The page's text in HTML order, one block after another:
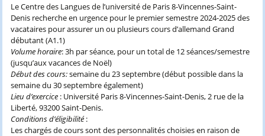
Le Centre des Langues de l’université de Paris 8-Vincennes-Saint-
Denis recherche en urgence pour le premier semestre 2024-2025 des
vacataires pour assurer un ou plusieurs cours d’allemand Grand
débutant (A1.1)
Volume horaire: 3h par séance, pour un total de 12 séances/semestre
(jusqu’aux vacances de Noël)
Début des cours:semaine du 23 septembre (début possible dans la
semaine du 30 septembre également)
Lieu d’exercice: Université Paris 8-Vincennes-Saint-Denis, 2 rue de la
Liberté, 93200 Saint-Denis.
Conditions d’éligibilité:
Les chargés de cours sont des personnalités choisies en raison de